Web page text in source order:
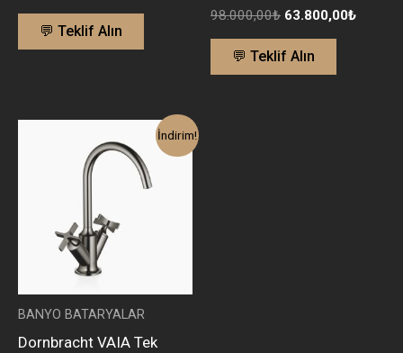
💬 Teklif Alın
98.000,00₺ 63.800,00₺
💬 Teklif Alın
İndirim!
BANYO BATARYALAR
Dornbracht VAIA Tek
fiyat:
112.884,00₺.
Şu
andaki
fiyat: